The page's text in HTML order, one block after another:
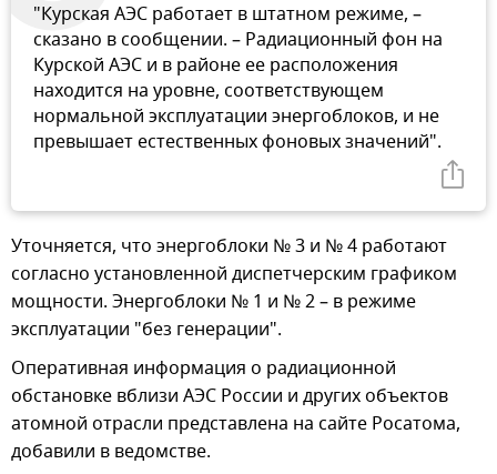
"Курская АЭС работает в штатном режиме, –
сказано в сообщении. – Радиационный фон на
Курской АЭС и в районе ее расположения
находится на уровне, соответствующем
нормальной эксплуатации энергоблоков, и не
превышает естественных фоновых значений".
Уточняется, что энергоблоки № 3 и № 4 работают
согласно установленной диспетчерским графиком
мощности. Энергоблоки № 1 и № 2 – в режиме
эксплуатации "без генерации".
Оперативная информация о радиационной
обстановке вблизи АЭС России и других объектов
атомной отрасли представлена на сайте Росатома,
добавили в ведомстве.